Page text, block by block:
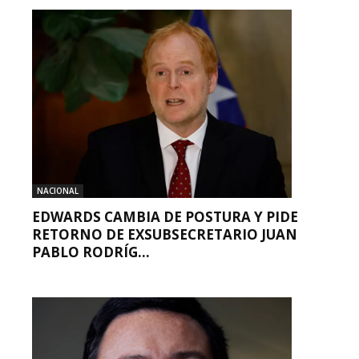
NACIONAL
EDWARDS CAMBIA DE POSTURA Y PIDE
RETORNO DE EXSUBSECRETARIO JUAN
PABLO RODRÍG...